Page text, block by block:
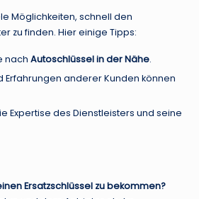
Möglichkeiten, schnell den
zu finden. Hier einige Tipps:
nach Autoschlüssel in der Nähe.
Erfahrungen anderer Kunden können
Expertise des Dienstleisters und seine
Ersatzschlüssel zu bekommen?